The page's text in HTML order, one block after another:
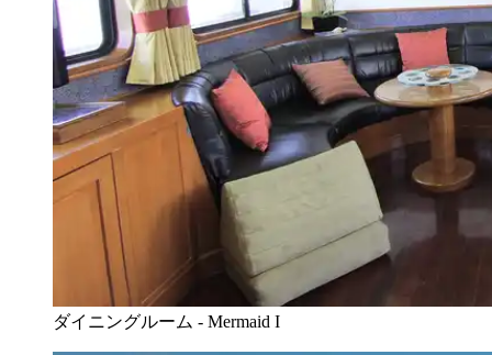
ダイニングルーム - Mermaid I